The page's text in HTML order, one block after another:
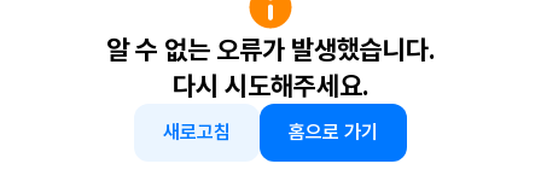
알 수 없는 오류가 발생했습니다.
다시 시도해주세요.
새로고침 홈으로 가기